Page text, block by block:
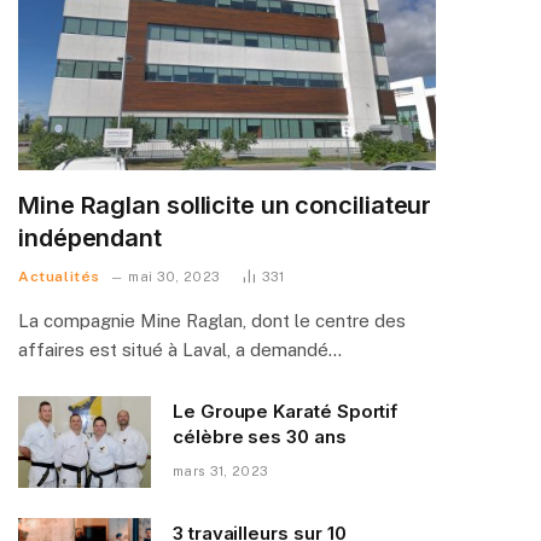
Mine Raglan sollicite un conciliateur
indépendant
Actualités mai 30, 2023 331
La compagnie Mine Raglan, dont le centre des
affaires est situé à Laval, a demandé…
Le Groupe Karaté Sportif
célèbre ses 30 ans
mars 31, 2023
3 travailleurs sur 10